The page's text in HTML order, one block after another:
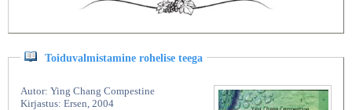
Toiduvalmistamine rohelise teega
Autor: Ying Chang Compestine
Kirjastus: Ersen, 2004